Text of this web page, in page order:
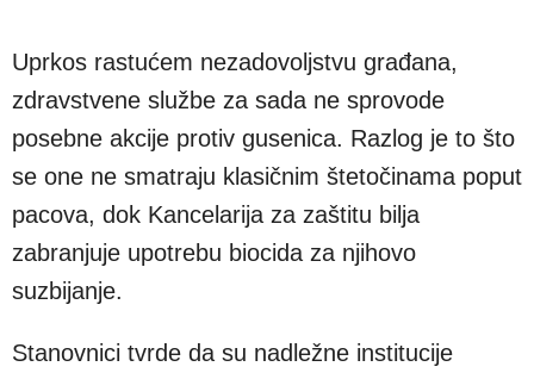
Uprkos rastućem nezadovoljstvu građana,
zdravstvene službe za sada ne sprovode
posebne akcije protiv gusenica. Razlog je to što
se one ne smatraju klasičnim štetočinama poput
pacova, dok Kancelarija za zaštitu bilja
zabranjuje upotrebu biocida za njihovo
suzbijanje.
Stanovnici tvrde da su nadležne institucije